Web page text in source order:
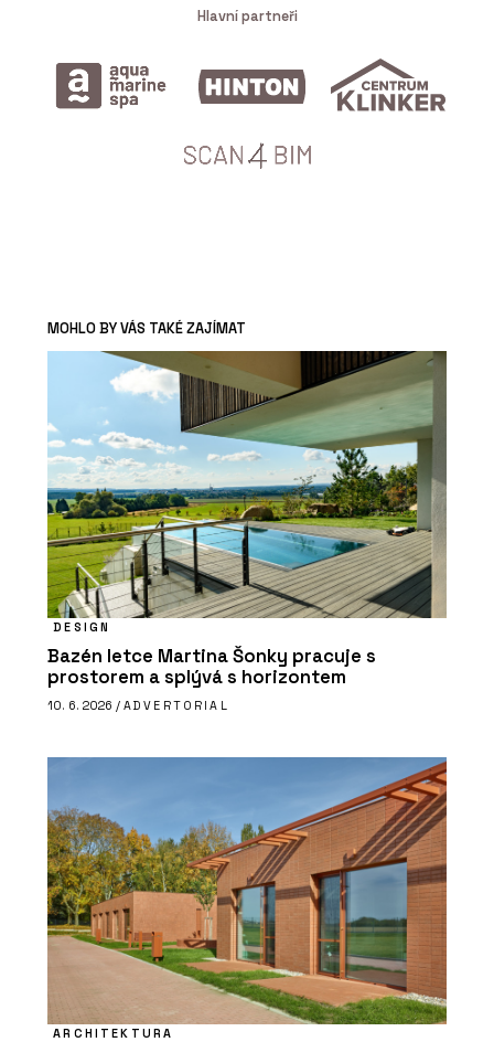
Hlavní partneři
MOHLO BY VÁS TAKÉ ZAJÍMAT
DESIGN
Bazén letce Martina Šonky pracuje s
prostorem a splývá s horizontem
10. 6. 2026 / ADVERTORIAL
ARCHITEKTURA